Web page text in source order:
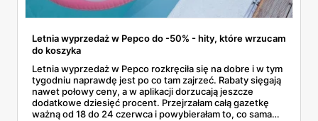
Letnia wyprzedaż w Pepco do -50% - hity, które wrzucam
do koszyka
Letnia wyprzedaż w Pepco rozkręciła się na dobre i w tym
tygodniu naprawdę jest po co tam zajrzeć. Rabaty sięgają
nawet połowy ceny, a w aplikacji dorzucają jeszcze
dodatkowe dziesięć procent. Przejrzałam całą gazetkę
ważną od 18 do 24 czerwca i powybierałam to, co sama